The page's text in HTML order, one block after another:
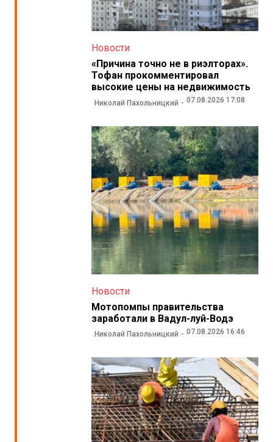
Новости
«Причина точно не в риэлторах».
Тофан прокомментировал
высокие цены на недвижимость
Николай Пахольницкий 07.08.2026 17:08
Новости
Мотопомпы правительства
заработали в Вадул-луй-Водэ
Николай Пахольницкий 07.08.2026 16:46